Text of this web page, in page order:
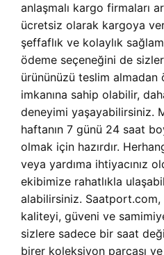
anlaşmalı kargo firmaları
ücretsiz olarak kargoya
şeffaflık ve kolaylık
ödeme seçeneğini de
ürününüzü teslim
imkanına sahip olabilir,
deneyimi yaşayabilirsiniz.
haftanın 7 günü 24 saat
olmak için hazırdır.
veya yardıma ihtiyacınız
ekibimize rahatlıkla
alabilirsiniz.
kaliteyi, güveni ve
sizlere sadece bir saat
birer koleksiyon parçası